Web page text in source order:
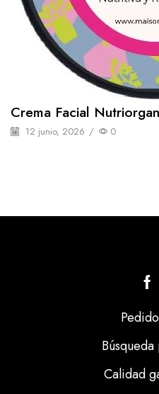
Crema Facial
12 junio, 2026 / 0
Calidad